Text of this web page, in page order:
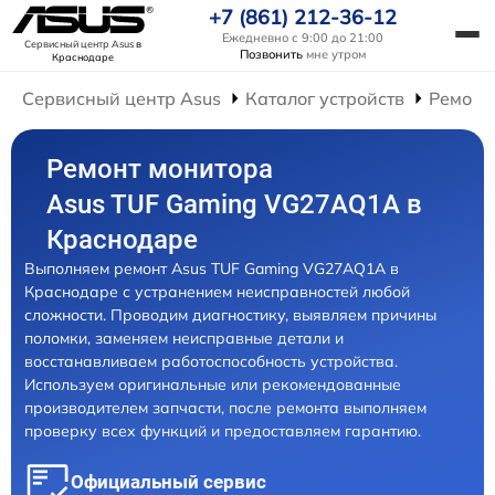
Сервисный центр Asusв
Краснодаре
+7 (861) 212-36-12
Ежедневно с 9:00 до 21:00
Позвонить мне утром
Сервисный центр Asus Каталог устройств
Ремонт монитора
Asus TUF Gaming VG27AQ1A в
Краснодаре
Выполняем ремонт Asus TUF Gaming VG27AQ1A в
Краснодаре с устранением неисправностей любой
сложности. Проводим диагностику, выявляем причины
поломки, заменяем неисправные детали и
восстанавливаем работоспособность устройства.
Используем оригинальные или рекомендованные
производителем запчасти, после ремонта выполняем
проверку всех функций и предоставляем гарантию.
Официальный сервис